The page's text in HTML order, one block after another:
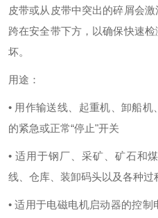
皮带或从皮带中突出的碎屑会
跨在安全带下方，以确保快速
坏。
用途：
• 用作输送线、起重机、卸船
的紧急或正常“停止"开关
• 适用于钢厂、采矿、矿石和
线、仓库、装卸码头以及各种过
• 适用于电磁电机启动器的控